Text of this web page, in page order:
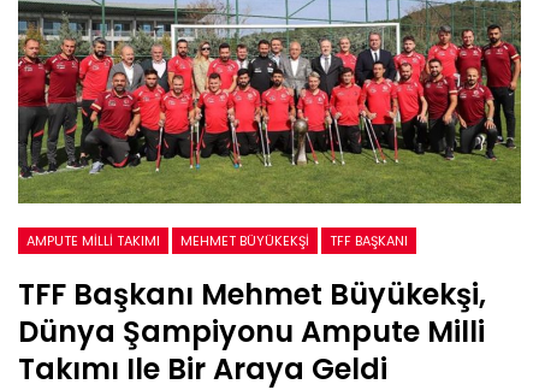
AMPUTE MILLI TAKIMI MEHMET BÜYÜKEKŞI TFF BAŞKANI
TFF Başkanı Mehmet Büyükekşi,
Dünya Şampiyonu Ampute Milli
Takımı Ile Bir Araya Geldi